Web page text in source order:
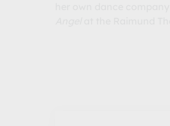
her own dance
at the Raimund